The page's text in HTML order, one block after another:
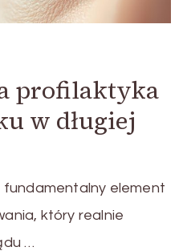
profilaktyka
w długiej
fundamentalny element
który realnie
…